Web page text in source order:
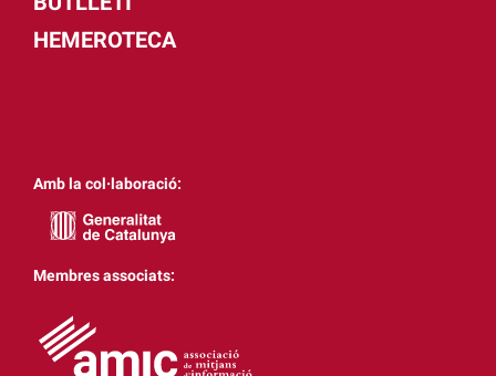
HEMEROTECA
Amb la col·laboració:
Membres associats: